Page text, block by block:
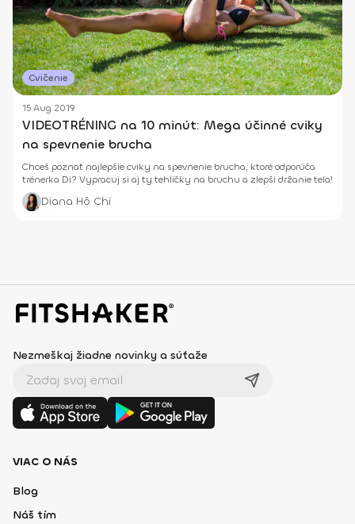
Cvičenie
15 Aug 2019
VIDEOTRÉNING na 10 minút: Mega účinné cviky
na spevnenie brucha
Chceš poznať najlepšie cviky na spevnenie brucha, ktoré odporúča
trénerka Di? Vypracuj si aj ty tehličky na bruchu a zlepši držanie tela!
Diana Hô Chí
Nezmeškaj žiadne novinky a súťaže
VIAC O NÁS
Blog
Náš tím